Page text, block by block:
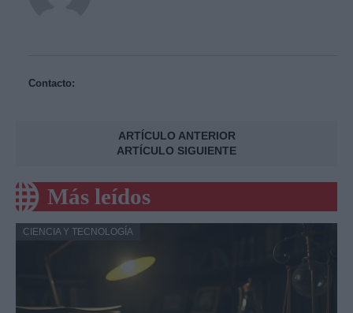
Contacto:
ARTÍCULO ANTERIOR
ARTÍCULO SIGUIENTE
Más leídos
CIENCIA Y TECNOLOGÍA